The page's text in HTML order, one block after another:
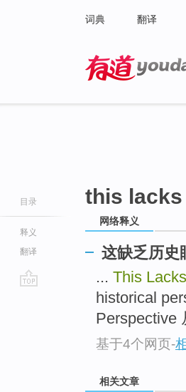
词典 翻译
目录
释义
翻译
this
网络释义
这缺乏历史
... This
historical
Perspective
基于4个网页-
相关文章